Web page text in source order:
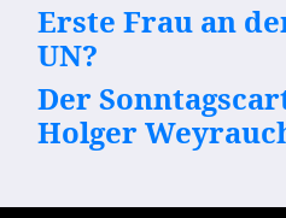
Erste Frau an
UN?
Der
Holger